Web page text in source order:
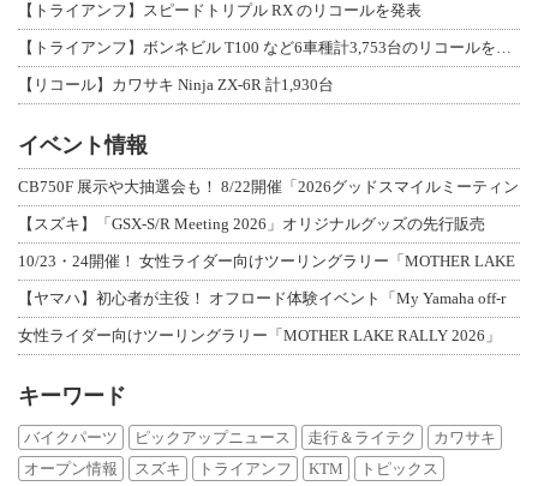
【トライアンフ】スピードトリプル RX のリコールを発表
【トライアンフ】ボンネビル T100 など6車種計3,753台のリコールを発表
【リコール】カワサキ Ninja ZX-6R 計1,930台
イベント情報
CB750F 展示や大抽選会も！ 8/22開催「2026グッドスマイルミーティン
【スズキ】「GSX-S/R Meeting 2026」オリジナルグッズの先行販売
10/23・24開催！ 女性ライダー向けツーリングラリー「MOTHER LAKE
【ヤマハ】初心者が主役！ オフロード体験イベント「My Yamaha off-r
女性ライダー向けツーリングラリー「MOTHER LAKE RALLY 2026」
キーワード
バイクパーツ ピックアップニュース 走行＆ライテク
カワサキ
オープン情報
スズキ トライアンフ KTM
トピックス